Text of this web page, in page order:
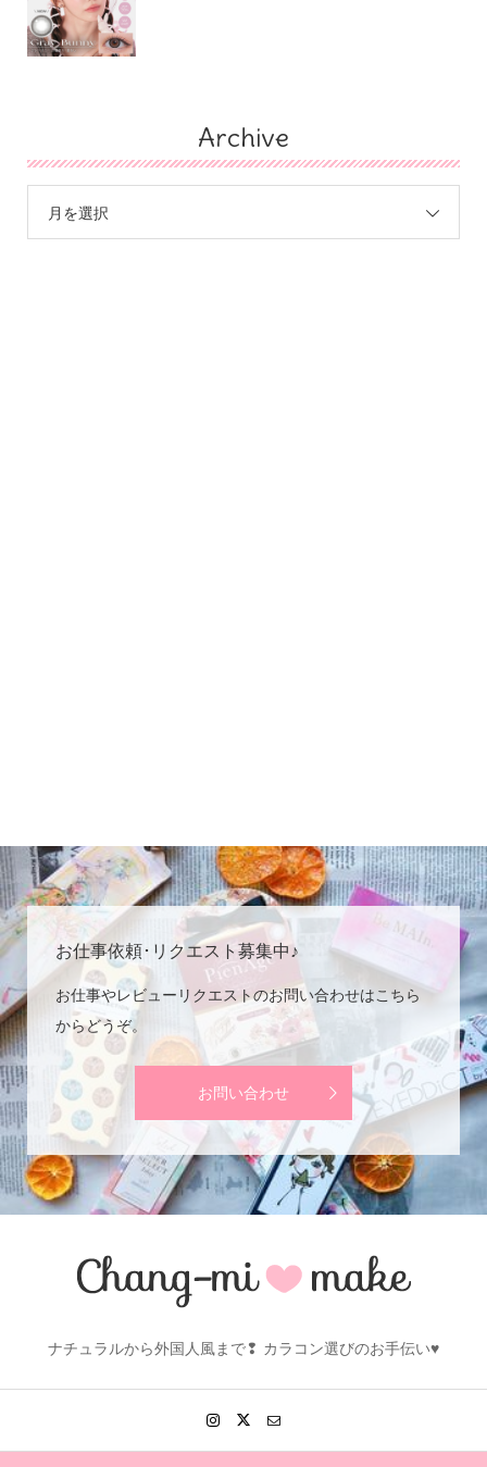
Archive
月を選択
お仕事依頼･リクエスト募集中♪
お仕事やレビューリクエストのお問い合わせはこちら
からどうぞ。
お問い合わせ
ナチュラルから外国人風まで❢ カラコン選びのお手伝い♥